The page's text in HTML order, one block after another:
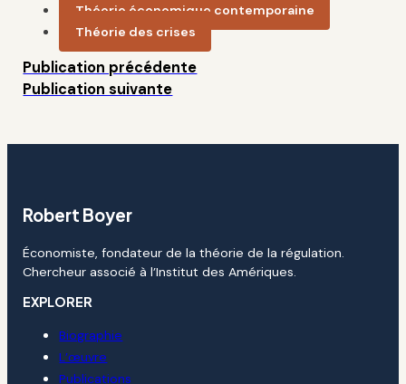
Théorie économique contemporaine
Théorie des crises
Publication précédente
Publication suivante
Robert Boyer
Économiste, fondateur de la théorie de la régulation.
Chercheur associé à l’Institut des Amériques.
EXPLORER
Biographie
L’œuvre
Publications